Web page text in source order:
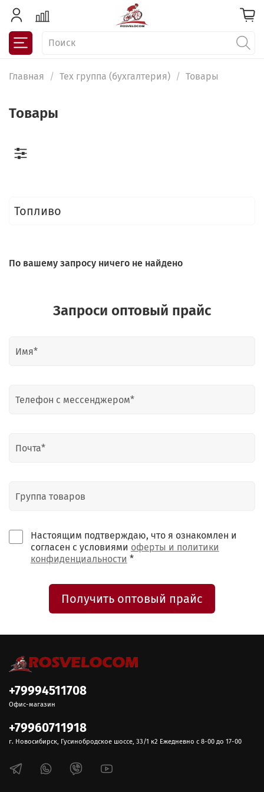
Главная Тех группа (бухгалтерия) Товары
Товары
Топливо
По вашему запросу ничего не найдено
Запроси оптовый прайс
Настоящим подтверждаю, что я ознакомлен и
согласен с условиями оферты и политики
конфиденциальности *
Получить оптовый прайс
+79994511708
Офис-магазин
+79960711918
г. Новосибирск, Гусинобродское шоссе, 33/1 к2 Ежедневно с 8-00 до 17-00